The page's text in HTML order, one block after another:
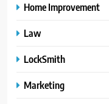
Home Improvement
Law
LockSmith
Marketing